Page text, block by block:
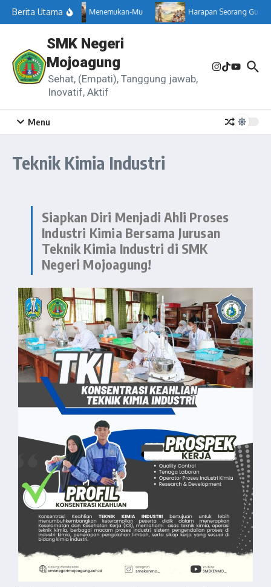
Berita Utama Menemukan-Mu Harapan Seorang Guru
SMK Negeri
Mojoagung
Sehat, (Empati), Tanggung jawab,
Inovatif, Aktif
Menu
Teknik Kimia Industri
Siapkan Diri Menjadi Ahli Proses
Industri Kimia Bersama Jurusan
Teknik Kimia Industri di SMK
Negeri Mojoagung!